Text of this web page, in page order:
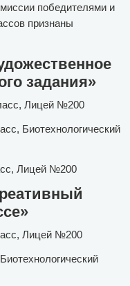
победителями и
признаны
задания»
Лицей №200
Биотехнологический
Лицей №200
Лицей №200